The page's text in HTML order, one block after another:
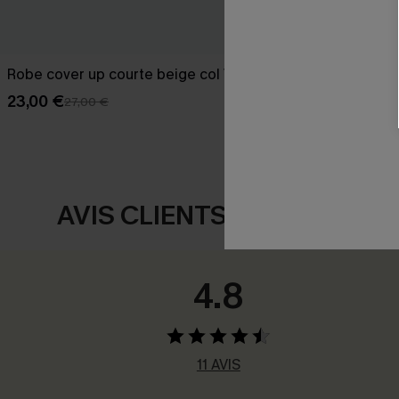
Robe cover up courte beige col V
23,00 €27,00 €
AVIS CLIENTS
4.8
11 AVIS